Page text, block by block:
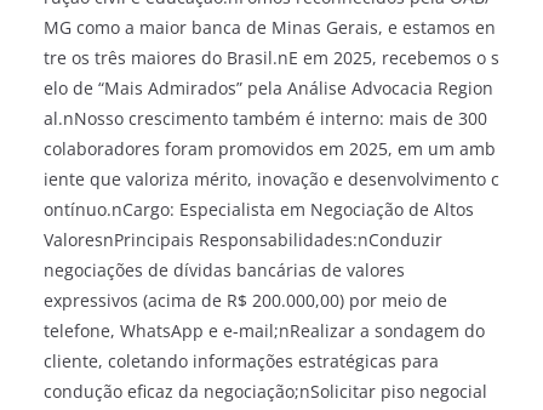
MG como a maior banca de Minas Gerais, e estamos en
tre os três maiores do Brasil.nE em 2025, recebemos o s
elo de “Mais Admirados” pela Análise Advocacia Region
al.nNosso crescimento também é interno: mais de 300
colaboradores foram promovidos em 2025, em um amb
iente que valoriza mérito, inovação e desenvolvimento c
ontínuo.nCargo: Especialista em Negociação de Altos
ValoresnPrincipais Responsabilidades:nConduzir
negociações de dívidas bancárias de valores
expressivos (acima de R$ 200.000,00) por meio de
telefone, WhatsApp e e-mail;nRealizar a sondagem do
cliente, coletando informações estratégicas para
condução eficaz da negociação;nSolicitar piso negocial